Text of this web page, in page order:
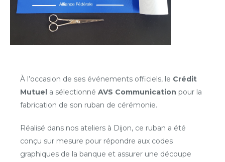
À l’occasion de ses événements officiels, le Crédit
Mutuel a sélectionnéAVS Communication pour la
fabrication de son ruban de cérémonie.
Réalisé dans nos ateliers à Dijon, ce ruban a été
conçu sur mesure pour répondre aux codes
graphiques de la banque et assurer une découpe